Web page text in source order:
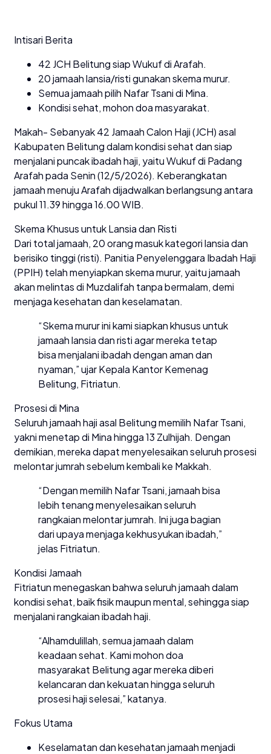
Intisari Berita
42 JCH Belitung siap Wukuf di Arafah.
20 jamaah lansia/risti gunakan skema murur.
Semua jamaah pilih Nafar Tsani di Mina.
Kondisi sehat, mohon doa masyarakat.
Makah- Sebanyak 42 Jamaah Calon Haji (JCH) asal
Kabupaten Belitung dalam kondisi sehat dan siap
menjalani puncak ibadah haji, yaitu Wukuf di Padang
Arafah pada Senin (12/5/2026). Keberangkatan
jamaah menuju Arafah dijadwalkan berlangsung antara
pukul 11.39 hingga 16.00 WIB.
Skema Khusus untuk Lansia dan Risti
Dari total jamaah, 20 orang masuk kategori lansia dan
berisiko tinggi (risti). Panitia Penyelenggara Ibadah Haji
(PPIH) telah menyiapkan skema murur, yaitu jamaah
akan melintas di Muzdalifah tanpa bermalam, demi
menjaga kesehatan dan keselamatan.
“Skema murur ini kami siapkan khusus untuk
jamaah lansia dan risti agar mereka tetap
bisa menjalani ibadah dengan aman dan
nyaman,” ujar Kepala Kantor Kemenag
Belitung, Fitriatun.
Prosesi di Mina
Seluruh jamaah haji asal Belitung memilih Nafar Tsani,
yakni menetap di Mina hingga 13 Zulhijah. Dengan
demikian, mereka dapat menyelesaikan seluruh prosesi
melontar jumrah sebelum kembali ke Makkah.
“Dengan memilih Nafar Tsani, jamaah bisa
lebih tenang menyelesaikan seluruh
rangkaian melontar jumrah. Ini juga bagian
dari upaya menjaga kekhusyukan ibadah,”
jelas Fitriatun.
Kondisi Jamaah
Fitriatun menegaskan bahwa seluruh jamaah dalam
kondisi sehat, baik fisik maupun mental, sehingga siap
menjalani rangkaian ibadah haji.
“Alhamdulillah, semua jamaah dalam
keadaan sehat. Kami mohon doa
masyarakat Belitung agar mereka diberi
kelancaran dan kekuatan hingga seluruh
prosesi haji selesai,” katanya.
Fokus Utama
Keselamatan dan kesehatan jamaah menjadi